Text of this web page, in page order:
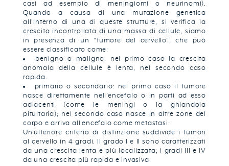
casi ad esempio di meningiomi o neurinomi).
Quando a causa di una mutazione genetica
all’interno di una di queste strutture, si verifica la
crescita incontrollata di una massa di cellule, siamo
in presenza di un “tumore del cervello”, che può
essere classificato come:
benigno o maligno: nel primo caso la crescita
anomala della cellule è lenta, nel secondo caso
rapida.
primario o secondario: nel primo caso il tumore
nasce direttamente nell’encefalo o in parti ad esso
adiacenti (come le meningi o la ghiandola
pituitaria); nel secondo caso nasce in altre zone del
corpo e arriva all’encefalo come metastasi.
Un’ulteriore criterio di distinzione suddivide i tumori
al cervello in 4 gradi. Il grado I e II sono caratterizzati
da una crescita lenta e più localizzata; i gradi III e IV
da una crescita più rapida e invasiva.